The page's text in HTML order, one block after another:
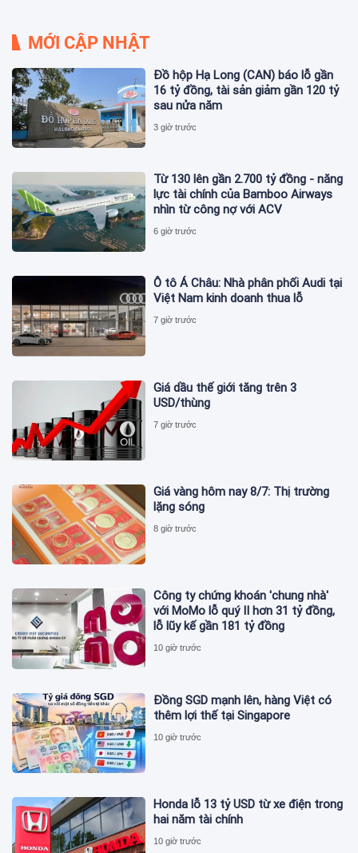
MỚI CẬP NHẬT
Đồ hộp Hạ Long (CAN) báo lỗ gần
16 tỷ đồng, tài sản giảm gần 120 tỷ
sau nửa năm
3 giờ trước
Từ 130 lên gần 2.700 tỷ đồng - năng
lực tài chính của Bamboo Airways
nhìn từ công nợ với ACV
6 giờ trước
Ô tô Á Châu: Nhà phân phối Audi tại
Việt Nam kinh doanh thua lỗ
7 giờ trước
Giá dầu thế giới tăng trên 3
USD/thùng
7 giờ trước
Giá vàng hôm nay 8/7: Thị trường
lặng sóng
8 giờ trước
Công ty chứng khoán 'chung nhà'
với MoMo lỗ quý II hơn 31 tỷ đồng,
lỗ lũy kế gần 181 tỷ đồng
10 giờ trước
Đồng SGD mạnh lên, hàng Việt có
thêm lợi thế tại Singapore
10 giờ trước
Honda lỗ 13 tỷ USD từ xe điện trong
hai năm tài chính
10 giờ trước